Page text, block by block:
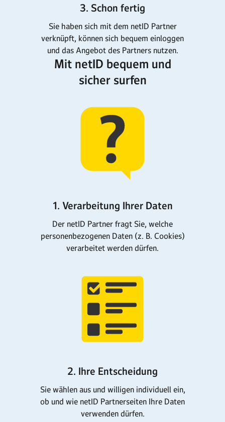
3. Schon fertig
Sie haben sich mit dem netID Partner
verknüpft, können sich bequem einloggen
und das Angebot des Partners nutzen.
Mit netID bequem und
sicher surfen
1. Verarbeitung Ihrer Daten
Der netID Partner fragt Sie, welche
personenbezogenen Daten (z. B. Cookies)
verarbeitet werden dürfen.
2. Ihre Entscheidung
Sie wählen aus und willigen individuell ein,
ob und wie netID Partnerseiten Ihre Daten
verwenden dürfen.